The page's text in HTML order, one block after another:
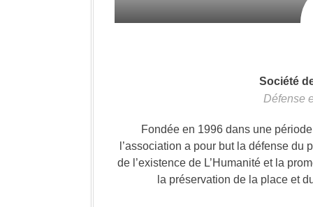
Société
Défense
Fondée en 1996 dans une
l’association a pour but la défense
de l’existence de L’Humanité et la
la préservation de la place et